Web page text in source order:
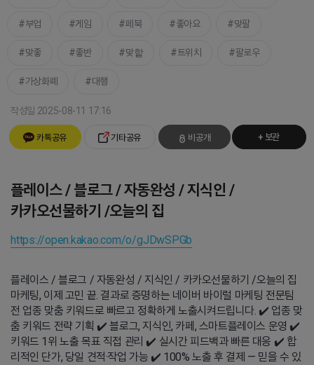
부업 게임 페북 좋아요 맞팔
맞좋 좋반 맞핱 트위치 팔로우
가상화폐 대행
작성일 2025-08-11 17:16
카톡공유 기타공유 비공개 + 보관
플레이스 / 블로그 / 자동완성 / 지식인 /
카카오선물하기 /오늘의 집
https://open.kakao.com/o/gJDwSPGb
플레이스 / 블로그 / 자동완성 / 지식인 / 카카오선물하기 /오늘의 집
마케팅, 이제 고민 끝. 결과로 증명하는 네이버 바이럴 마케팅 전문팀
전 업종 맞춤 키워드로 빠르고 정확하게 노출시켜드립니다. ✔️ 업종 맞
춤 키워드 전략 기획 ✔️ 블로그, 지식인, 카페, 스마트플레이스 운영 ✔️
키워드 1위 노출 목표 직접 관리 ✔️ 실시간 피드백과 빠른 대응 ✔️ 합
리적인 단가, 당일 견적·작업 가능 ✔️ 100% 노출 후 결제 — 믿을 수 있